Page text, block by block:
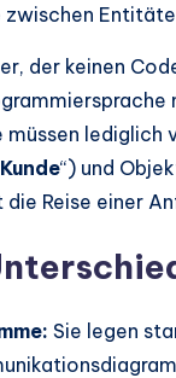
zwischen
der keinen
müssen
Kunde“) und
Reise einer
Sie legen